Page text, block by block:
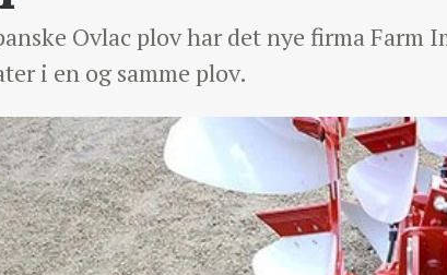
Ovlac plov har det nye firma Farm
i en og samme plov.